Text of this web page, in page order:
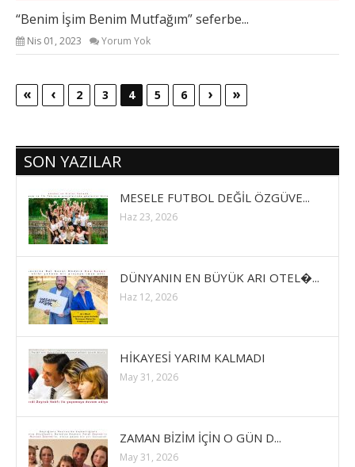
“Benim İşim Benim Mutfağım” seferbe...
Nis 01, 2023 Yorum Yok
« ‹ 2 3 4 5 6 › »
SON YAZILAR
MESELE FUTBOL DEĞİL ÖZGÜVE...
Haz 23, 2026
DÜNYANIN EN BÜYÜK ARI OTEL�...
Haz 12, 2026
HİKAYESİ YARIM KALMADI
May 31, 2026
ZAMAN BİZİM İÇİN O GÜN D...
May 31, 2026